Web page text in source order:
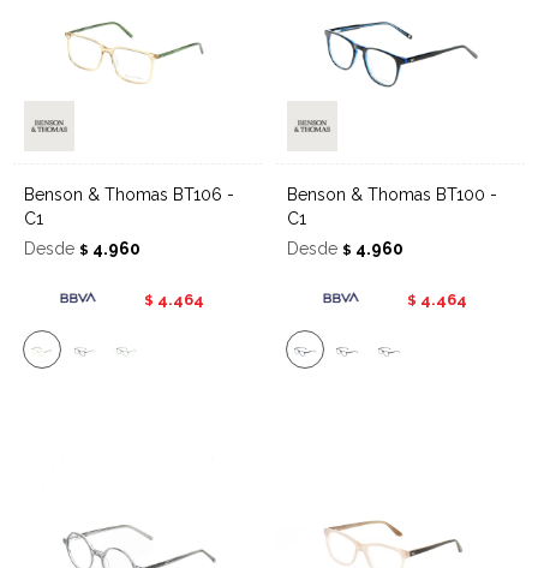
Benson & Thomas BT106 -
C1
Desde $ 4.960
$ 4.464
Benson & Thomas BT100 -
C1
Desde $ 4.960
$ 4.464